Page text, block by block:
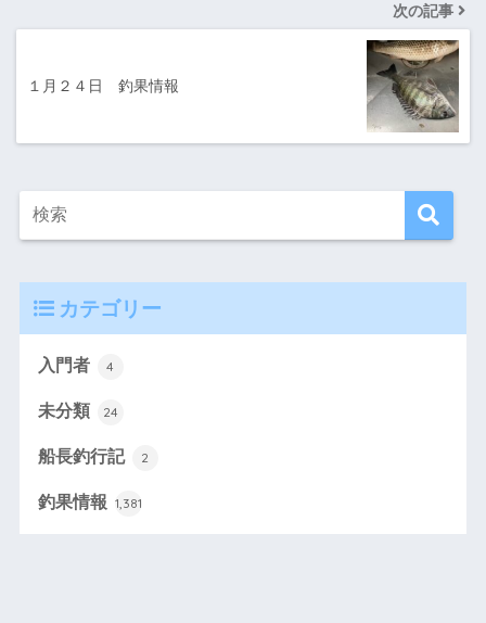
次の記事
１月２４日 釣果情報
カテゴリー
入門者 4
未分類 24
船長釣行記 2
釣果情報 1,381